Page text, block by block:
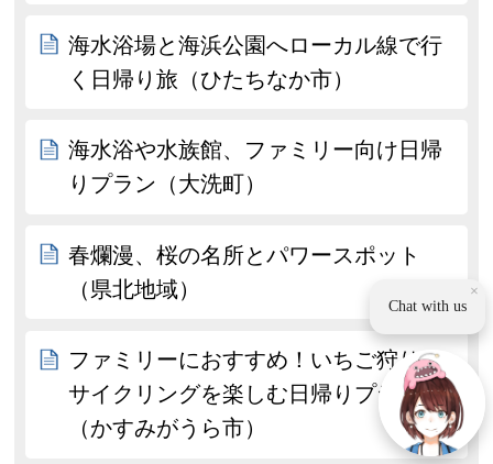
海水浴場と海浜公園へローカル線で行
く日帰り旅（ひたちなか市）
海水浴や水族館、ファミリー向け日帰
りプラン（大洗町）
春爛漫、桜の名所とパワースポット
（県北地域）
ファミリーにおすすめ！いちご狩りと
サイクリングを楽しむ日帰りプラン
（かすみがうら市）
×
Chat with us